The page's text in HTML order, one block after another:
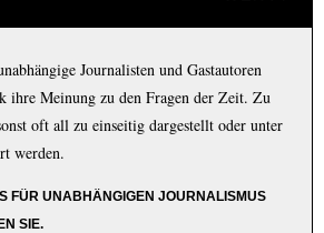
Journalisten und Gastautoren
ihre Meinung zu den Fragen der Zeit. Zu
oft all zu einseitig dargestellt oder unter
werden.
FÜR UNABHÄNGIGEN JOURNALISMUS
SIE.